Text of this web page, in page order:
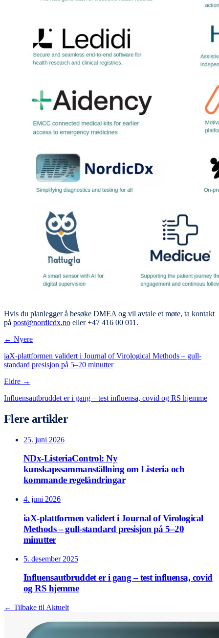
Hvis du planlegger å besøke DMEA og vil avtale et møte, ta kontakt
på post@nordicdx.no eller +47 416 00 011.
← Nyere
iaX-plattformen validert i Journal of Virological Methods – gull-
standard presisjon på 5–20 minutter
Eldre →
Influensautbruddet er i gang – test influensa, covid og RS hjemme
Flere artikler
25. juni 2026
NDx-ListeriaControl: Ny
kunskapssammanställning om Listeria och
kommande regeländringar
4. juni 2026
iaX-plattformen validert i Journal of Virological
Methods – gull-standard presisjon på 5–20
minutter
5. desember 2025
Influensautbruddet er i gang – test influensa, covid
og RS hjemme
← Tilbake til Aktuelt